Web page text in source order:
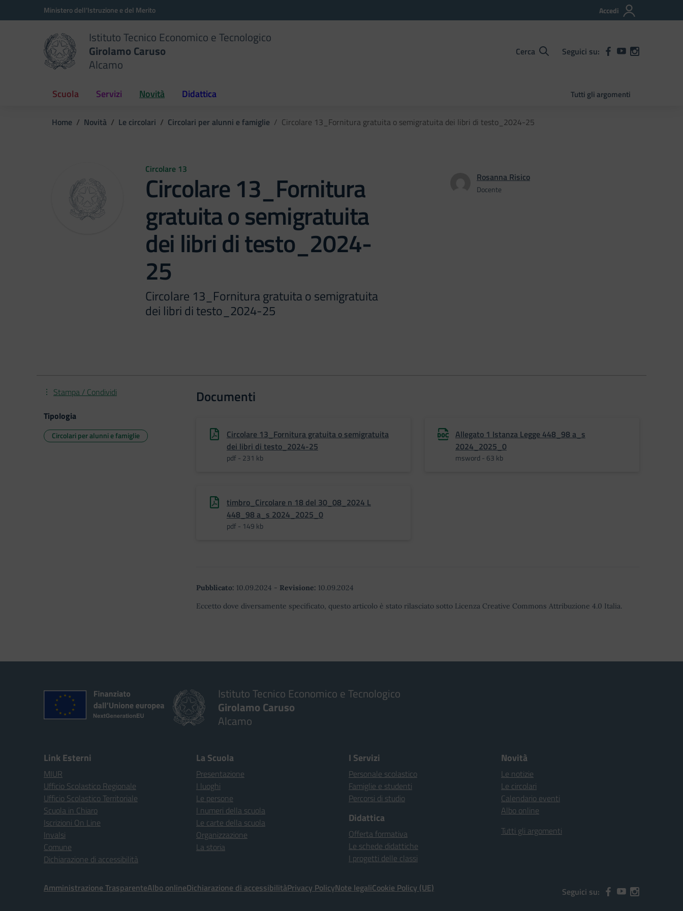
Vai ai contenuti
Vai al menu di navigazioneMinistero dell'Istruzione e del Merito Accedi
Istituto Tecnico Economico e Tecnologico
Girolamo Caruso
Alcamo
Cerca Seguici su:
Scuola Servizi Novità Didattica Tutti gli argomenti
Home Novità Le circolari Circolari per alunni e famiglie Circolare 13_Fornitura gratuita o semigratuita dei libri di testo_2024-25
Circolare 13
Circolare 13_Fornitura
gratuita o semigratuita
dei libri di testo_2024-
25
Circolare 13_Fornitura gratuita o semigratuita
dei libri di testo_2024-25
Rosanna Risico
Docente
Documenti
Circolare 13_Fornitura gratuita o semigratuita
dei libri di testo_2024-25
pdf - 231 kb
Allegato 1 Istanza Legge 448_98 a_s
2024_2025_0
msword - 63 kb
timbro_Circolare n 18 del 30_08_2024 L
448_98 a_s 2024_2025_0
pdf - 149 kb
Pubblicato: 10.09.2024 - Revisione: 10.09.2024
Eccetto dove diversamente specificato, questo articolo è stato rilasciato sotto Licenza Creative Commons Attribuzione 4.0 Italia.
Stampa / Condividi
Tipologia
Circolari per alunni e famiglie
Istituto Tecnico Economico e Tecnologico
Girolamo Caruso
Alcamo
Link Esterni
MIUR
Ufficio Scolastico Regionale
Ufficio Scolastico Territoriale
Scuola in Chiaro
Iscrizioni On Line
Invalsi
Comune
Dichiarazione di accessibilità
La Scuola
Presentazione
I luoghi
Le persone
I numeri della scuola
Le carte della scuola
Organizzazione
La storia
I Servizi
Personale scolastico
Famiglie e studenti
Percorsi di studio
Didattica
Offerta formativa
Le schede didattiche
I progetti delle classi
Novità
Le notizie
Le circolari
Calendario eventi
Albo online
Tutti gli argomenti
Amministrazione TrasparenteAlbo onlineDichiarazione di accessibilitàPrivacy PolicyNote legaliCookie Policy (UE) Seguici su: